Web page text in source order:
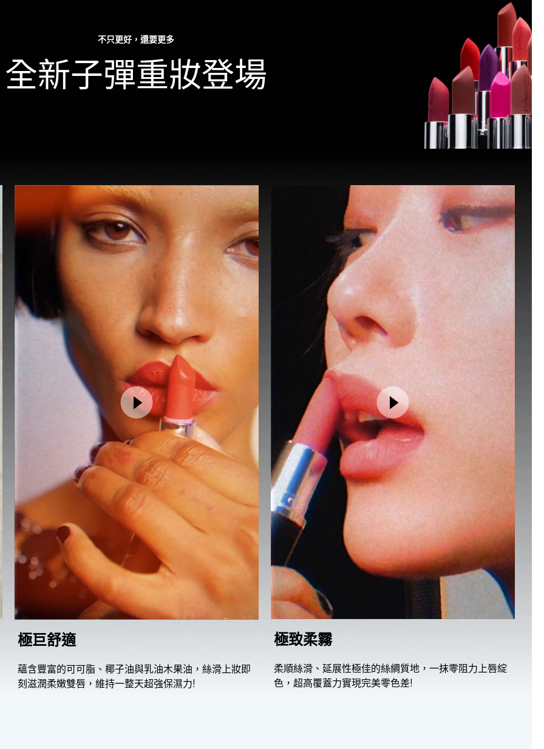
不只更好，還要更多
全新子彈重妝登場
極巨舒適
蘊含豐富的可可脂、椰子油與乳油木果油，絲滑上妝即
刻滋潤柔嫩雙唇，維持一整天超強保濕力!
極致柔霧
柔順絲滑、延展性極佳的絲綢質地，一抹零阻力上唇綻
色，超高覆蓋力實現完美零色差!